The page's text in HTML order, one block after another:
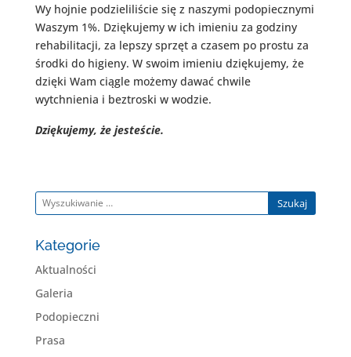
Wy hojnie podzieliliście się z naszymi podopiecznymi
Waszym 1%. Dziękujemy w ich imieniu za godziny
rehabilitacji, za lepszy sprzęt a czasem po prostu za
środki do higieny. W swoim imieniu dziękujemy, że
dzięki Wam ciągle możemy dawać chwile
wytchnienia i beztroski w wodzie.
Dziękujemy, że jesteście.
Szukaj
Kategorie
Aktualności
Galeria
Podopieczni
Prasa